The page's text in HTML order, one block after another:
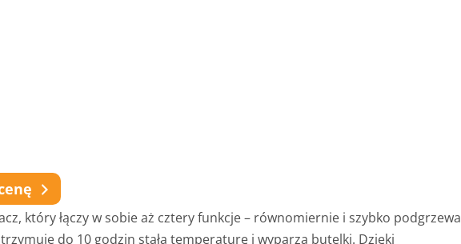
który łączy w sobie aż cztery funkcje – równomiernie i szybko podgrzewa
do 10 godzin stałą temperaturę i wyparza butelki. Dzięki